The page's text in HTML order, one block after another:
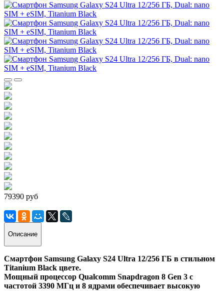
79390 руб
Описание
Смартфон Samsung Galaxy S24 Ultra 12/256 ГБ в стильном
Titanium Black цвете.
Мощный процессор Qualcomm Snapdragon 8 Gen 3 с
частотой 3390 МГц и 8 ядрами обеспечивает высокую